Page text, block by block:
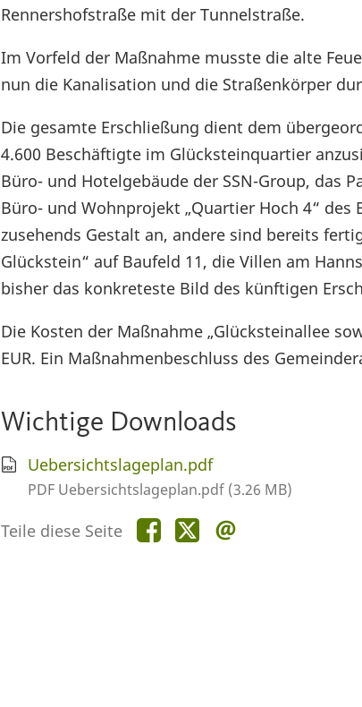
Rennershofstraße mit der Tunnelstraße.
Im Vorfeld der Maßnahme musste die alte
nun die Kanalisation und die Straßenkörper
Die gesamte Erschließung dient dem
4.600 Beschäftigte im Glücksteinquartier
Büro- und Hotelgebäude der SSN-Group, das
Büro- und Wohnprojekt „Quartier Hoch 4“
zusehends Gestalt an, andere sind bereits
Glückstein“ auf Baufeld 11, die Villen am
bisher das konkreteste Bild des künftigen
Die Kosten der Maßnahme „Glücksteinallee
EUR. Ein Maßnahmenbeschluss des
Wichtige Downloads
Uebersichtslageplan.pdf
PDF Uebersichtslageplan.pdf (3.26 MB)
Teile diese Seite Teile
diese
Teile
diese